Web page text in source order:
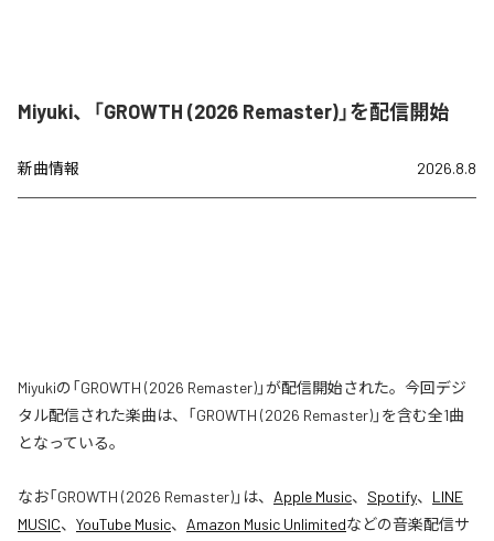
Miyuki、「GROWTH (2026 Remaster)」を配信開始
新曲情報 2026.8.8
Miyukiの「GROWTH (2026 Remaster)」が配信開始された。今回デジ
タル配信された楽曲は、「GROWTH (2026 Remaster)」を含む全1曲
となっている。
なお「GROWTH (2026 Remaster)」は、 Apple Music、 Spotify、 LINE
MUSIC、 YouTube Music、 Amazon Music Unlimitedなどの音楽配信サ